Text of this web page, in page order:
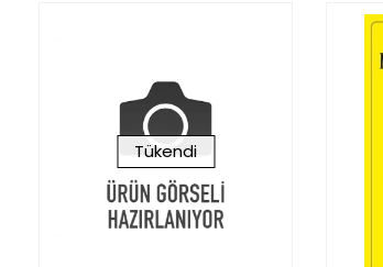
Tükendi